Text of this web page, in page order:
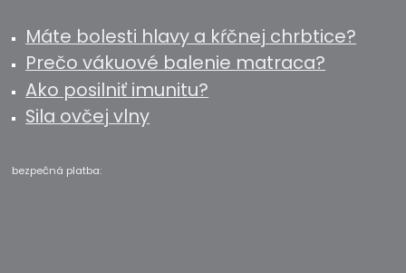
Máte bolesti hlavy a kŕčnej chrbtice?
Prečo vákuové balenie matraca?
Ako posilniť imunitu?
Sila ovčej vlny
bezpečná platba: